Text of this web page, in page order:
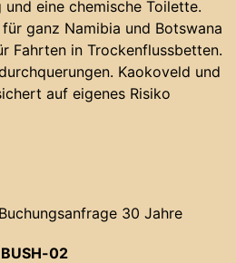
und eine chemische Toilette.
ganz Namibia und Botswana
Fahrten in Trockenflussbetten.
Kaokoveld und
auf eigenes Risiko
30 Jahre
BUSH-02